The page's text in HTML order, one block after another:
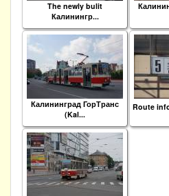
The newly bulit
Калинингр...
Калининград ГорТранс
(Kal...
Route